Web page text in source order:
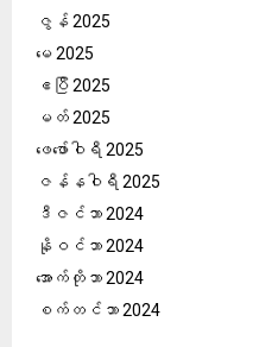
ဇွန် 2025
မေ 2025
ဧပြီ 2025
မတ် 2025
ဖေ‌ဖော်ဝါရီ 2025
ဇန်နဝါရီ 2025
ဒီဇင်ဘာ 2024
နိုဝင်ဘာ 2024
အောက်တိုဘာ 2024
စက်တင်ဘာ 2024